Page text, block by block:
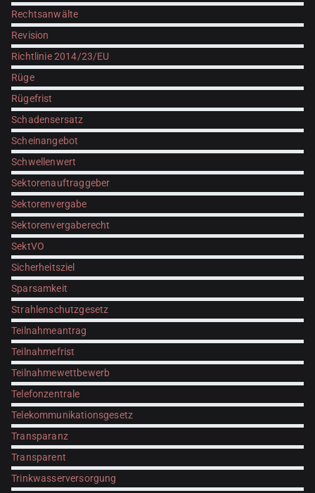
Rechtsanwälte
Revision
Richtlinie 2014/23/EU
Rüge
Rügefrist
Schadensersatz
Scheinangebot
Schwellenwert
Sektorenauftraggeber
Sektorenvergabe
Sektorenvergaberecht
SektVO
Sicherheitsziel
Sparsamkeit
Strahlenschutzgesetz
Teilnahmeantrag
Teilnahmefrist
Teilnahmewettbewerb
Telefonzentrale
Telekommunikationsgesetz
Transparanz
Transparent
Trinkwasserversorgung